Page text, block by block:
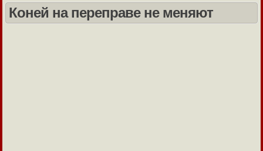
Коней на переправе не меняют